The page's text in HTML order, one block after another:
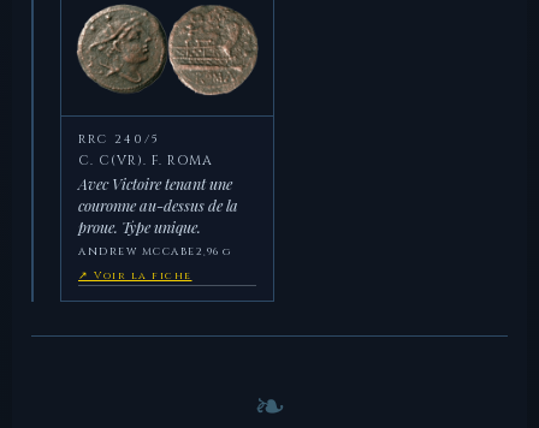
RRC 240/5
C. C(VR). F. ROMA
Avec Victoire tenant une
couronne au-dessus de la
proue. Type unique.
ANDREW MCCABE2,96 g
↗ Voir la fiche